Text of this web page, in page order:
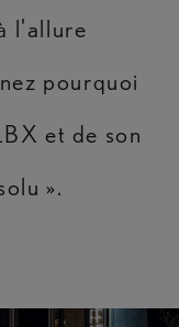
l'allure
pourquoi
et de son
».